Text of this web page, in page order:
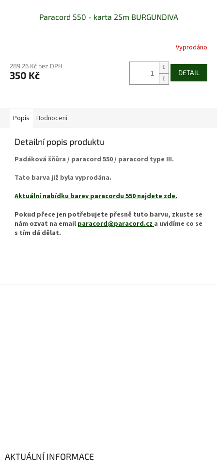
Paracord 550 - karta 25m BURGUNDIVA
Vyprodáno
289,26 Kč bez DPH
350 Kč DETAIL
Popis Hodnocení
Detailní popis produktu
Padáková šňůra / paracord 550 / paracord type III.
Tato barva již byla vyprodána.
Aktuální nabídku barev paracordu 550 najdete zde.
Pokud přece jen potřebujete přesně tuto barvu, zkuste se
nám ozvat na email paracord@paracord.cza uvidíme co se
s tím dá dělat.
AKTUÁLNÍ INFORMACE